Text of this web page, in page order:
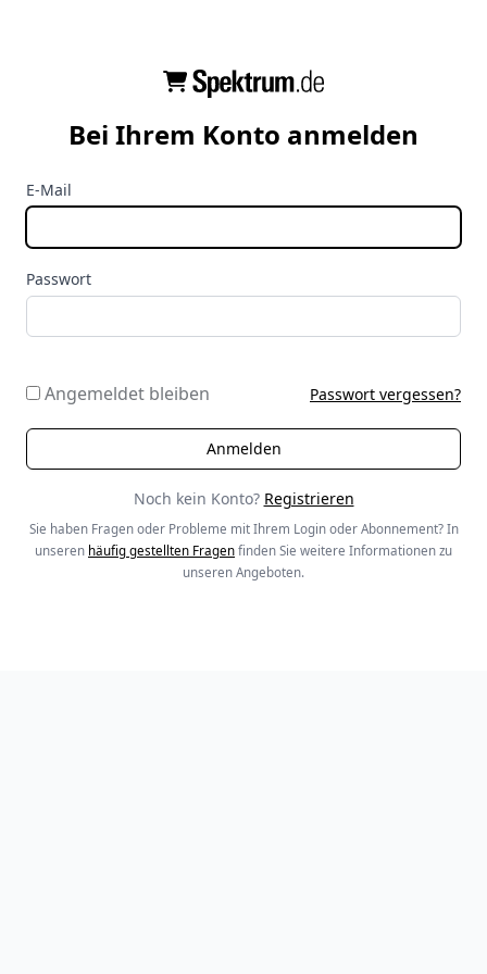
Bei Ihrem Konto anmelden
E-Mail
Passwort
Angemeldet bleiben Passwort vergessen?
Noch kein Konto? Registrieren
Sie haben Fragen oder Probleme mit Ihrem Login oder Abonnement? In
unseren häufig gestellten Fragen finden Sie weitere Informationen zu
unseren Angeboten.